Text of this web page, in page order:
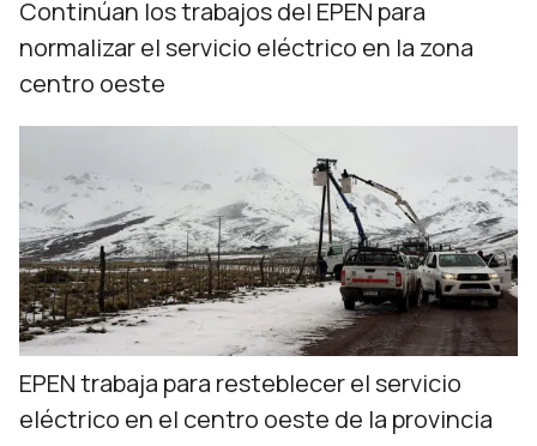
Continúan los trabajos del EPEN para
normalizar el servicio eléctrico en la zona
centro oeste
EPEN trabaja para resteblecer el servicio
eléctrico en el centro oeste de la provincia